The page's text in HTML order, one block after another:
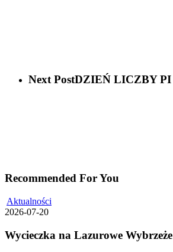
Next PostDZIEŃ LICZBY PI
Recommended For You
Aktualności
Wybrzeże
2026-07-20
Wycieczka na Lazurowe Wybrzeże